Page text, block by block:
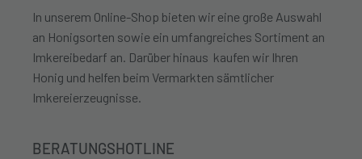
In unserem Online-Shop bieten wir eine große Auswahl
an Honigsorten sowie ein umfangreiches Sortiment an
Imkereibedarf an. Darüber hinaus kaufen wir Ihren
Honig und helfen beim Vermarkten sämtlicher
Imkereierzeugnisse.
BERATUNGSHOTLINE